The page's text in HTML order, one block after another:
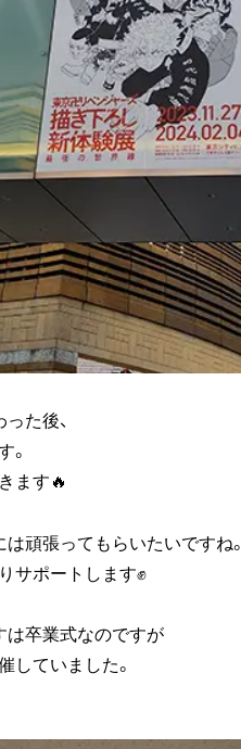
た後、
。
ます🔥
頑張ってもらいたいですね。
サポートします✊
は卒業式なのですが
していました。